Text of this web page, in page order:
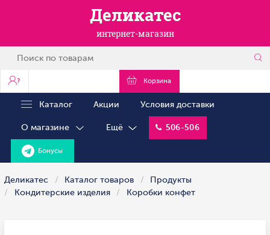
Деликатес
интернет-магазин
? Корзина
Каталог Акции Условия доставки
О магазине Ещё 506-506
Бонусы
Деликатес Каталог товаров
Продукты
Кондитерские изделия
Коробки конфет